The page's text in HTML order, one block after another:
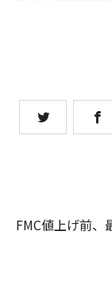
FMC値上げ前、